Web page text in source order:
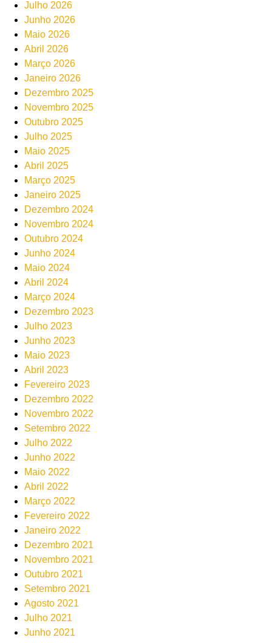
Julho 2026
Junho 2026
Maio 2026
Abril 2026
Março 2026
Janeiro 2026
Dezembro 2025
Novembro 2025
Outubro 2025
Julho 2025
Maio 2025
Abril 2025
Março 2025
Janeiro 2025
Dezembro 2024
Novembro 2024
Outubro 2024
Junho 2024
Maio 2024
Abril 2024
Março 2024
Dezembro 2023
Julho 2023
Junho 2023
Maio 2023
Abril 2023
Fevereiro 2023
Dezembro 2022
Novembro 2022
Setembro 2022
Julho 2022
Junho 2022
Maio 2022
Abril 2022
Março 2022
Fevereiro 2022
Janeiro 2022
Dezembro 2021
Novembro 2021
Outubro 2021
Setembro 2021
Agosto 2021
Julho 2021
Junho 2021